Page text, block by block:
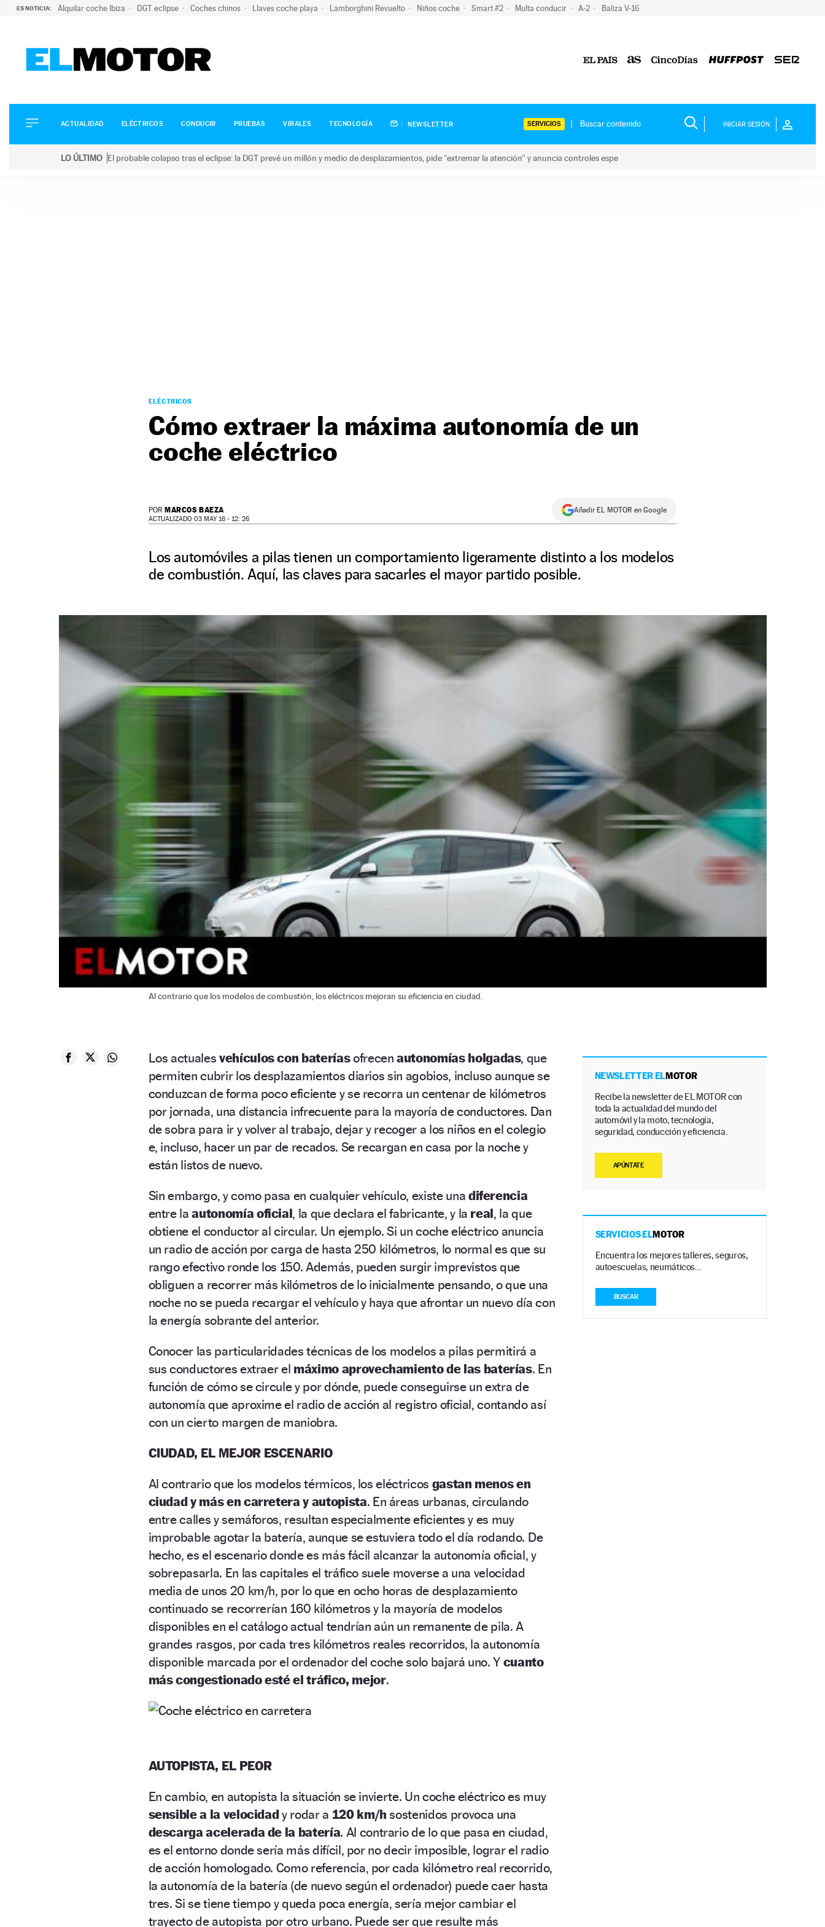
ES NOTICIA: Alquilar coche Ibiza DGT eclipse Coches chinos Llaves coche playa Lamborghini Revuelto Niños coche Smart #2 Multa conducir A-2 Baliza V-16
ELÉCTRICOS
CONDUCIR
ACTUALIDAD ELÉCTRICOS CONDUCIR PRUEBAS VIRALES TECNOLOGÍA NEWSLETTER SERVICIOS INICIAR SESIÓN
LO ÚLTIMO El probable colapso tras el eclipse: la DGT prevé un millón y medio de desplazamientos, pide “extremar la atención” y anuncia controles espe
ELÉCTRICOS
Cómo extraer la máxima autonomía de un
coche eléctrico
POR MARCOS BAEZA
ACTUALIZADO 03 MAY 16 - 12: 26
Añadir EL MOTOR en Google
Los automóviles a pilas tienen un comportamiento ligeramente distinto a los modelos
de combustión. Aquí, las claves para sacarles el mayor partido posible.
Al contrario que los modelos de combustión, los eléctricos mejoran su eficiencia en ciudad.
Los actuales vehículos con bateríasofrecenautonomías holgadas, que
permiten cubrir los desplazamientos diarios sin agobios, incluso aunque se
conduzcan de forma poco eficiente y se recorra un centenar de kilómetros
por jornada, una distancia infrecuente para la mayoría de conductores. Dan
de sobra para ir y volver al trabajo, dejar y recoger a los niños en el colegio
e, incluso, hacer un par de recados. Se recargan en casa por la noche y
están listos de nuevo.
Sin embargo, y como pasa en cualquier vehículo, existe una diferencia
entre laautonomía oficial, la que declara el fabricante, y la real, la que
obtiene el conductor al circular. Un ejemplo. Si un coche eléctrico anuncia
un radio de acción por carga de hasta 250 kilómetros, lo normal es que su
rango efectivo ronde los 150. Además, pueden surgir imprevistos que
obliguen a recorrer más kilómetros de lo inicialmente pensando, o que una
noche no se pueda recargar el vehículo y haya que afrontar un nuevo día con
la energía sobrante del anterior.
Conocer las particularidades técnicas de los modelos a pilas permitirá a
sus conductores extraer el máximo aprovechamiento de las baterías. En
función de cómo se circule y por dónde, puede conseguirse un extra de
autonomía que aproxime el radio de acción al registro oficial, contando así
con un cierto margen de maniobra.
CIUDAD, EL MEJOR ESCENARIO
Al contrario que los modelos térmicos, los eléctricos gastan menos en
ciudad y más en carretera y autopista. En áreas urbanas, circulando
entre calles y semáforos, resultan especialmente eficientes y es muy
improbable agotar la batería, aunque se estuviera todo el día rodando. De
hecho, es el escenario donde es más fácil alcanzar la autonomía oficial, y
sobrepasarla. En las capitales el tráfico suele moverse a una velocidad
media de unos 20 km/h, por lo que en ocho horas de desplazamiento
continuado se recorrerían 160 kilómetros y la mayoría de modelos
disponibles en el catálogo actual tendrían aún un remanente de pila. A
grandes rasgos, por cada tres kilómetros reales recorridos, la autonomía
disponible marcada por el ordenador del coche solo bajará uno. Y cuanto
más congestionado esté el tráfico, mejor.
AUTOPISTA, EL PEOR
En cambio, en autopista la situación se invierte. Un coche eléctrico es muy
sensible a la velocidady rodar a 120 km/h sostenidos provoca una
descarga acelerada de la batería. Al contrario de lo que pasa en ciudad,
es el entorno donde sería más difícil, por no decir imposible, lograr el radio
de acción homologado. Como referencia, por cada kilómetro real recorrido,
la autonomía de la batería (de nuevo según el ordenador) puede caer hasta
tres. Si se tiene tiempo y queda poca energía, sería mejor cambiar el
trayecto de autopista por otro urbano. Puede ser que resulte más
NEWSLETTER ELMOTOR
Recibe la newsletter de EL MOTOR con
toda la actualidad del mundo del
automóvil y la moto, tecnología,
seguridad, conducción y eficiencia.
APÚNTATE
SERVICIOS ELMOTOR
Encuentra los mejores talleres, seguros,
autoescuelas, neumáticos…
BUSCAR